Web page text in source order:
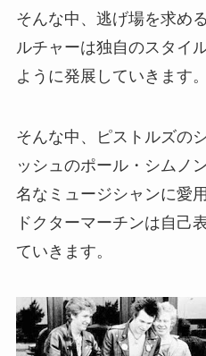
そんな中、逃げ場を求め
ルチャーは独自のスタイ
ように発展していきます。
そんな中、ピストルズの
ッシュのポール・シムノ
名なミュージシャンに愛
ドクターマーチンは自己
ていきます。